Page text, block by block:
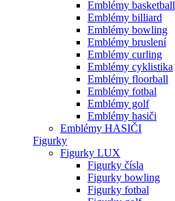
Emblémy basketball
Emblémy billiard
Emblémy bowling
Emblémy bruslení
Emblémy curling
Emblémy cyklistika
Emblémy floorball
Emblémy fotbal
Emblémy golf
Emblémy hasiči
Emblémy HASIČI
Figurky
Figurky LUX
Figurky čísla
Figurky bowling
Figurky fotbal